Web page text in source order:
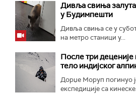
Дивља свиња
у Будимпешти
Дивља свиња се у
на метро станици у...
После три деценије
тело индијског
Дорџе Моруп погинуо
експедиције са